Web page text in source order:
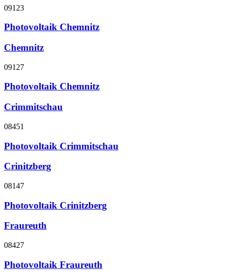
09123
Photovoltaik Chemnitz
Chemnitz
09127
Photovoltaik Chemnitz
Crimmitschau
08451
Photovoltaik Crimmitschau
Crinitzberg
08147
Photovoltaik Crinitzberg
Fraureuth
08427
Photovoltaik Fraureuth